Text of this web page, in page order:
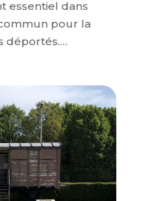
essentiel dans
pour la
déportés.…